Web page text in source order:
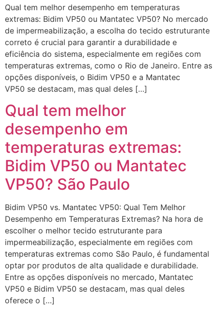
Qual tem melhor desempenho em temperaturas
extremas: Bidim VP50 ou Mantatec VP50? No mercado
de impermeabilização, a escolha do tecido estruturante
correto é crucial para garantir a durabilidade e
eficiência do sistema, especialmente em regiões com
temperaturas extremas, como o Rio de Janeiro. Entre as
opções disponíveis, o Bidim VP50 e a Mantatec
VP50 se destacam, mas qual deles […]
Qual tem melhor
desempenho em
temperaturas extremas:
Bidim VP50 ou Mantatec
VP50? São Paulo
Bidim VP50 vs. Mantatec VP50: Qual Tem Melhor
Desempenho em Temperaturas Extremas? Na hora de
escolher o melhor tecido estruturante para
impermeabilização, especialmente em regiões com
temperaturas extremas como São Paulo, é fundamental
optar por produtos de alta qualidade e durabilidade.
Entre as opções disponíveis no mercado, Mantatec
VP50 e Bidim VP50 se destacam, mas qual deles
oferece o […]